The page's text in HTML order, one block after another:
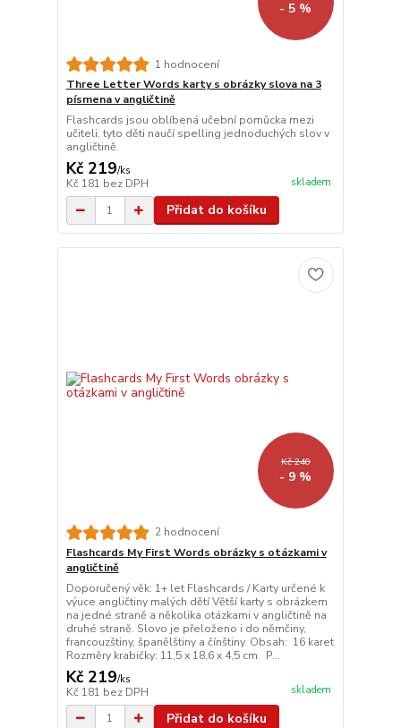
- 5 %
1 hodnocení
Three Letter Words karty s obrázky slova na 3
písmena v angličtině
Flashcards jsou oblíbená učební pomůcka mezi
učiteli, tyto děti naučí spelling jednoduchých slov v
angličtině.
Kč 219/ks
Kč 181 bez DPH skladem
Přidat do košíku
Kč 240
- 9 %
2 hodnocení
Flashcards My First Words obrázky s otázkami v
angličtině
Doporučený věk: 1+ let Flashcards / Karty určené k
výuce angličtiny malých dětí Větší karty s obrázkem
na jedné straně a několika otázkami v angličtině na
druhé straně. Slovo je přeloženo i do němčiny,
francouzštiny, španělštiny a čínštiny. Obsah: 16 karet
Rozměry krabičky: 11,5 x 18,6 x 4,5 cm P...
Kč 219/ks
Kč 181 bez DPH skladem
Přidat do košíku